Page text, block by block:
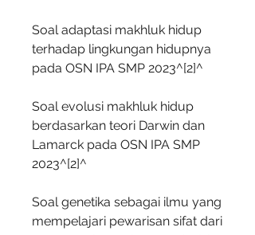
Soal adaptasi makhluk hidup
terhadap lingkungan hidupnya
pada OSN IPA SMP 2023^[2]^
Soal evolusi makhluk hidup
berdasarkan teori Darwin dan
Lamarck pada OSN IPA SMP
2023^[2]^
Soal genetika sebagai ilmu yang
mempelajari pewarisan sifat dari